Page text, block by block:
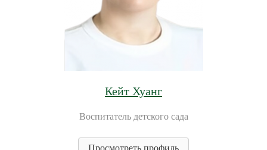
Кейт Хуанг
Воспитатель детского сада
Просмотреть профиль